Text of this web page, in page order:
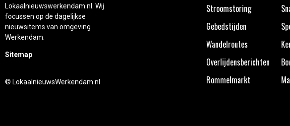
Lokaalnieuwswerkendam.nl. Wij
focussen op de dagelijkse
nieuwsitems van omgeving
Werkendam.
Sitemap
© LokaalnieuwsWerkendam.nl
Stroomstoring
Gebedstijden
Wandelroutes
Overlijdensberichten
Rommelmarkt